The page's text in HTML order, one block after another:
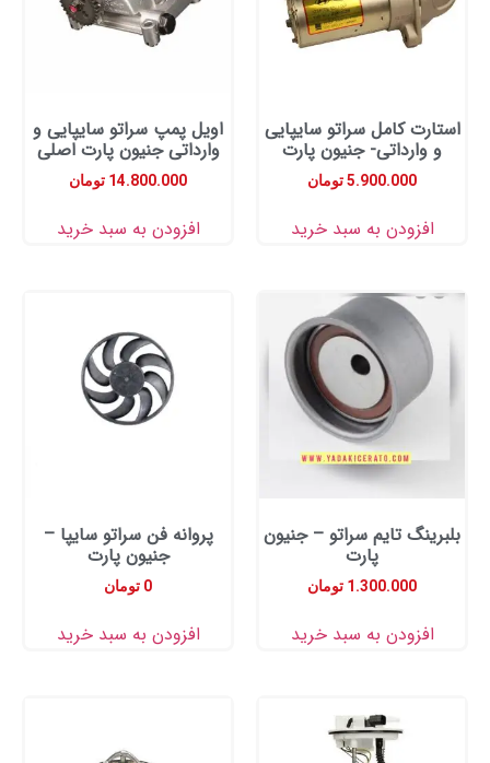
کامل سراتو سایپایی
جنیون پارت
5.900.000تومان
به سبد خرید
اویل پمپ سراتو سایپایی و
وارداتی جنیون پارت اصلی
14.800.000تومان
افزودن به سبد خرید
تایم سراتو – جنیون
1.300.000تومان
به سبد خرید
پروانه فن سراتو سایپا –
جنیون پارت
افزودن به سبد خرید